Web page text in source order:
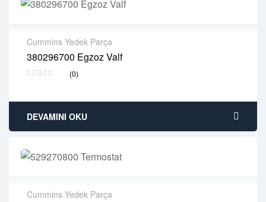
Cummins Yedek Parça
380296700 Egzoz Valf
(0)
2 years warranty
Delivery time: 1-2 business days
DEVAMINI OKU
Cummins Yedek Parça